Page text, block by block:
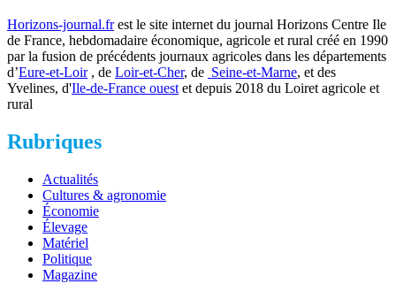
Horizons-journal.frest le site internet du journal Horizons Centre Ile
de France, hebdomadaire économique, agricole et rural créé en 1990
par la fusion de précédents journaux agricoles dans les départements
d’Eure-et-Loir, de Loir-et-Cher, de Seine-et-Marne, et des
Yvelines, d'Ile-de-France ouest et depuis 2018 du Loiret agricole et
rural
Rubriques
Actualités
Cultures & agronomie
Économie
Élevage
Matériel
Politique
Magazine